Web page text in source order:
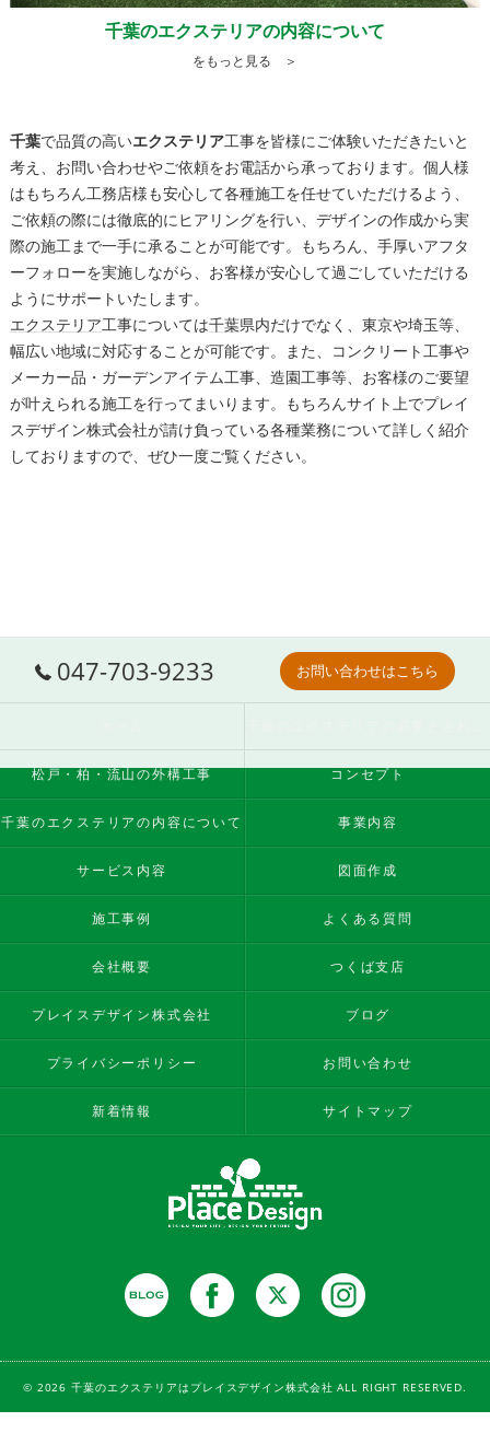
千葉のエクステリアの内容について
をもっと見る ＞
千葉で品質の高いエクステリア工事を皆様にご体験いただきたいと
考え、お問い合わせやご依頼をお電話から承っております。個人様
はもちろん工務店様も安心して各種施工を任せていただけるよう、
ご依頼の際には徹底的にヒアリングを行い、デザインの作成から実
際の施工まで一手に承ることが可能です。もちろん、手厚いアフタ
ーフォローを実施しながら、お客様が安心して過ごしていただける
ようにサポートいたします。
エクステリア工事については千葉県内だけでなく、東京や埼玉等、
幅広い地域に対応することが可能です。また、コンクリート工事や
メーカー品・ガーデンアイテム工事、造園工事等、お客様のご要望
が叶えられる施工を行ってまいります。もちろんサイト上でプレイ
スデザイン株式会社が請け負っている各種業務について詳しく紹介
しておりますので、ぜひ一度ご覧ください。
047-703-9233 お問い合わせはこちら
松戸・柏・流山の外構工事 コンセプト
千葉のエクステリアの内容について 事業内容
サービス内容 図面作成
施工事例 よくある質問
会社概要 つくば支店
プレイスデザイン株式会社 ブログ
プライバシーポリシー お問い合わせ
新着情報 サイトマップ
© 2026 千葉のエクステリアはプレイスデザイン株式会社 ALL RIGHT RESERVED.